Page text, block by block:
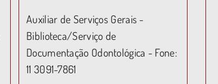
Auxiliar de Serviços Gerais -
Biblioteca/Serviço de
Documentação Odontológica - Fone:
11 3091-7861